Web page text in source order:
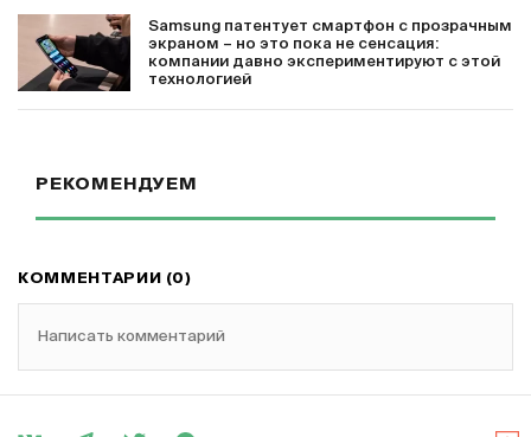
Samsung патентует смартфон с прозрачным
экраном – но это пока не сенсация:
компании давно экспериментируют с этой
технологией
РЕКОМЕНДУЕМ
КОММЕНТАРИИ (0)
Написать комментарий